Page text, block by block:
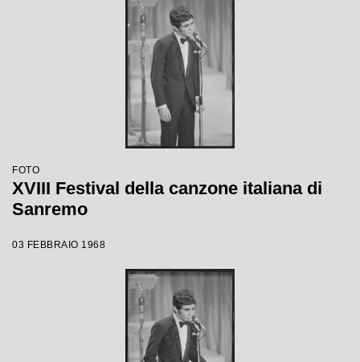
FOTO
XVIII Festival della canzone italiana di
Sanremo
03 FEBBRAIO 1968